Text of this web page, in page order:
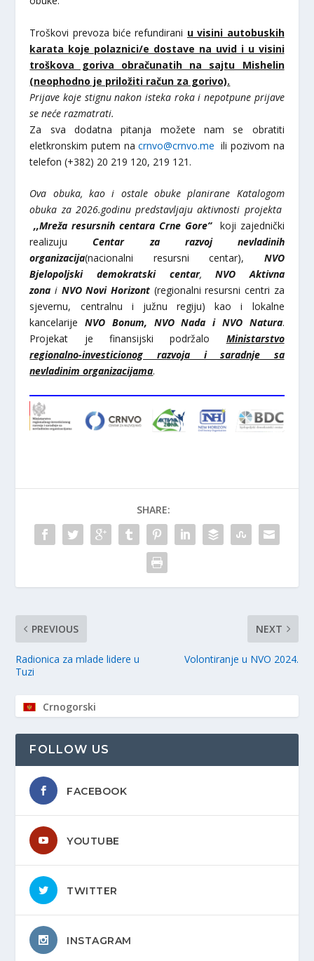
Troškovi prevoza biće refundirani u visini autobuskih
karata koje polaznici/e dostave na uvid i u visini
troškova goriva obračunatih na sajtu Mishelin
(neophodno je priložiti račun za gorivo).
Prijave koje stignu nakon isteka roka i nepotpune prijave
se neće razmatrati.
Za sva dodatna pitanja možete nam se obratiti
eletkronskim putem nacrnvo@crnvo.me ili pozivom na
telefon (+382) 20 219 120, 219 121.
Ova obuka, kao i ostale obuke planirane Katalogom
obuka za 2026.godinu predstavljaju aktivnosti projekta
,,Mreža resursnih centara Crne Gore” koji zajednički
realizujuCentar za razvoj nevladinih
organizacija(nacionalni resursni centar), NVO
Bjelopoljski demokratski centar,NVO Aktivna
zona i NVO Novi Horizont (regionalni resursni centri za
sjevernu, centralnu i južnu regiju) kao i lokalne
kancelarijeNVO Bonum, NVO Nada i NVO Natura.
Projekat je finansijski podržalo Ministarstvo
regionalno-investicionog razvoja i saradnje sa
nevladinim organizacijama.
SHARE:
PREVIOUS
Radionica za mlade lidere u
Tuzi
NEXT
Volontiranje u NVO 2024.
Crnogorski
FOLLOW US
FACEBOOK
YOUTUBE
TWITTER
INSTAGRAM